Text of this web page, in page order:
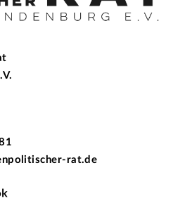
rat.de